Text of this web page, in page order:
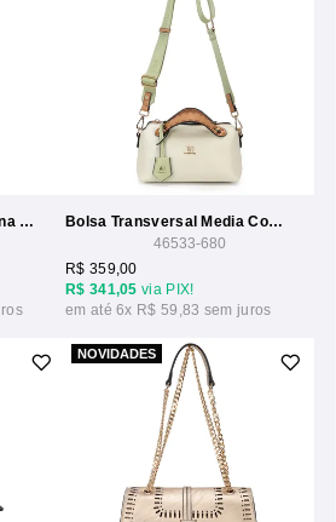
Bolsa Transversal Pequena Com Alca Corrente
Bolsa Transversal Media Com Detalhe Pesponto
46533-680
R$ 341,05 via PIX!
R$ 359,00
6x R$ 59,83
NOVIDADES